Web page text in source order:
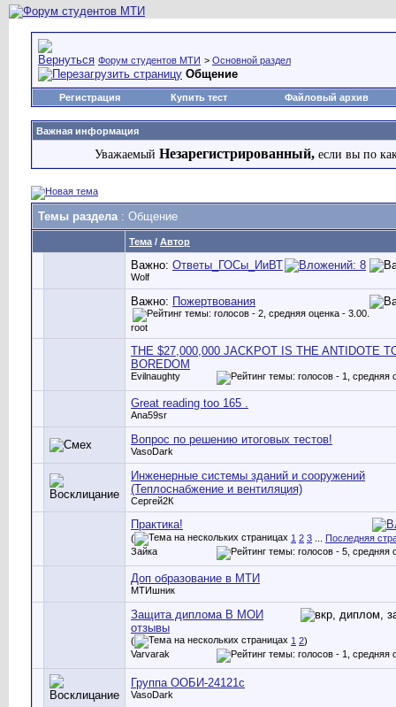
Форум студентов МТИ > Основной раздел
Общение
Регистрация Купить тест Файловый архив
Важная информация
Уважаемый Незарегистрированный, если вы по
Темы раздела: Общение
Тема / Автор
Важно: Ответы_ГОСы_ИиВТ
Wolf
Важно: Пожертвования
root
THE $27,000,000 JACKPOT IS THE ANTIDOTE
BOREDOM
Evilnaughty
Great reading too 165 .
Ana59sr
Вопрос по решению итоговых тестов!
VasoDark
Инженерные системы зданий и сооружений
(Теплоснабжение и вентиляция)
Сергей2К
Практика!
( 1 2 3
Последняя
Зайка
Доп образование в МТИ
МТИшник
Защита диплома В МОИ
отзывы
( 1 2)
Varvarak
Группа ООБИ-24121с
VasoDark